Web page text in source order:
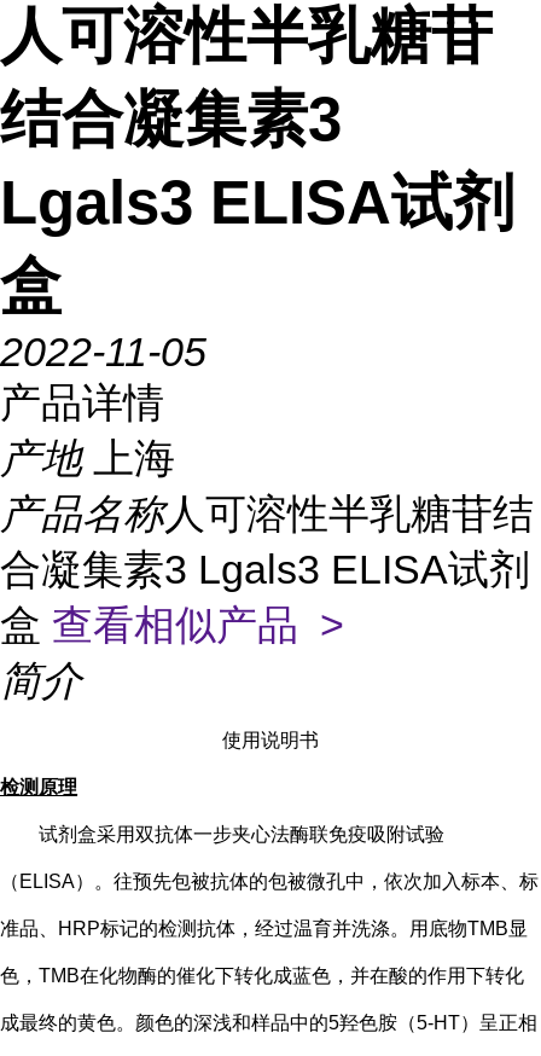
人可溶性半乳糖苷
结合凝集素3
Lgals3 ELISA试剂
盒
2022-11-05
产品详情
产地
上海
产品名称人可溶性半乳糖苷结
合凝集素3 Lgals3 ELISA试剂
盒 查看相似产品 >
简介
使用说明书
检测原理
试剂盒采用双抗体一步夹心法酶联免疫吸附试验
（ ELISA）。往预先包被抗体的包被微孔中，依次加入标本、标
准品、HRP标记的检测抗体，经过温育并洗涤。用底物TMB显
色，TMB在化物酶的催化下转化成蓝色，并在酸的作用下转化
成最终的黄色。颜色的深浅和样品中的5羟色胺（5-HT） 呈正相